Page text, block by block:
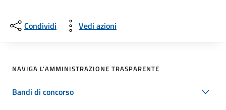
Condividi Vedi azioni
NAVIGA L'AMMINISTRAZIONE TRASPARENTE
Bandi di concorso